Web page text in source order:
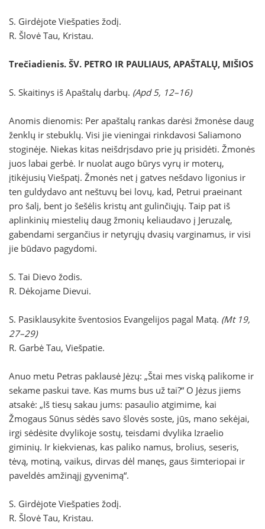
S. Girdėjote Viešpaties žodį.
R. Šlovė Tau, Kristau.
Trečiadienis. ŠV. PETRO IR PAULIAUS, APAŠTALŲ, MIŠIOS
S. Skaitinys iš Apaštalų darbų. (Apd 5, 12–16)
Anomis dienomis: Per apaštalų rankas darėsi žmonėse daug
ženklų ir stebuklų. Visi jie vieningai rinkdavosi Saliamono
stoginėje. Niekas kitas neišdrįsdavo prie jų prisidėti. Žmonės
juos labai gerbė. Ir nuolat augo būrys vyrų ir moterų,
įtikėjusių Viešpatį. Žmonės net į gatves nešdavo ligonius ir
ten guldydavo ant neštuvų bei lovų, kad, Petrui praeinant
pro šalį, bent jo šešėlis kristų ant gulinčiųjų. Taip pat iš
aplinkinių miestelių daug žmonių keliaudavo į Jeruzalę,
gabendami sergančius ir netyrųjų dvasių varginamus, ir visi
jie būdavo pagydomi.
S. Tai Dievo žodis.
R. Dėkojame Dievui.
S. Pasiklausykite šventosios Evangelijos pagal Matą. (Mt 19,
27–29)
R. Garbė Tau, Viešpatie.
Anuo metu Petras paklausė Jėzų: „Štai mes viską palikome ir
sekame paskui tave. Kas mums bus už tai?“ O Jėzus jiems
atsakė: „Iš tiesų sakau jums: pasaulio atgimime, kai
Žmogaus Sūnus sėdės savo šlovės soste, jūs, mano sekėjai,
irgi sėdėsite dvylikoje sostų, teisdami dvylika Izraelio
giminių. Ir kiekvienas, kas paliko namus, brolius, seseris,
tėvą, motiną, vaikus, dirvas dėl manęs, gaus šimteriopai ir
paveldės amžinąjį gyvenimą“.
S. Girdėjote Viešpaties žodį.
R. Šlovė Tau, Kristau.